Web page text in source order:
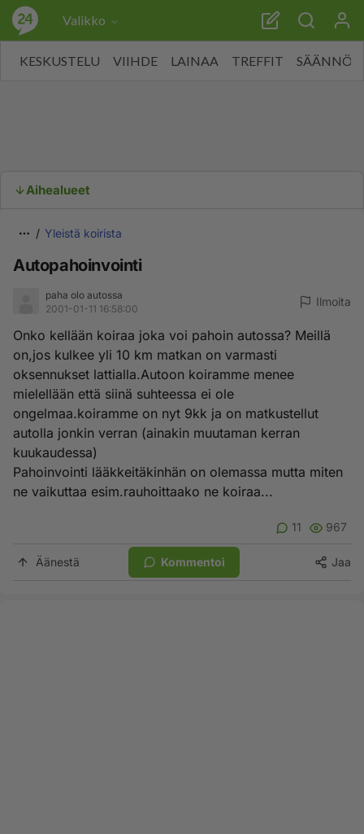
Valikko
KESKUSTELU VIIHDE LAINAA TREFFIT SÄÄNNÖT
Aihealueet
Yleistä koirista
Autopahoinvointi
paha olo autossa
2001-01-11 16:58:00
Ilmoita
Onko kellään koiraa joka voi pahoin autossa? Meillä
on,jos kulkee yli 10 km matkan on varmasti
oksennukset lattialla.Autoon koiramme menee
mielellään että siinä suhteessa ei ole
ongelmaa.koiramme on nyt 9kk ja on matkustellut
autolla jonkin verran (ainakin muutaman kerran
kuukaudessa)
Pahoinvointi lääkkeitäkinhän on olemassa mutta miten
ne vaikuttaa esim.rauhoittaako ne koiraa...
11 967
Äänestä Kommentoi Jaa